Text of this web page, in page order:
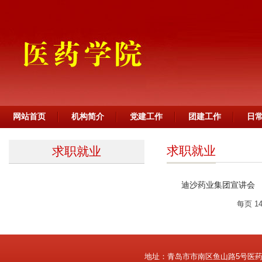
网站首页 机构简介 党建工作 团建工作 日
求职就业 求职就业
迪沙药业集团宣讲会
每页 14
地址：青岛市市南区鱼山路5号医